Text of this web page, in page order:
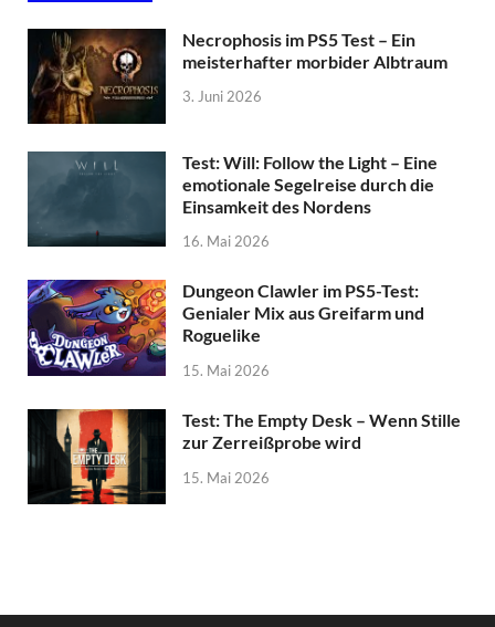
Necrophosis im PS5 Test – Ein
meisterhafter morbider Albtraum
3. Juni 2026
Test: Will: Follow the Light – Eine
emotionale Segelreise durch die
Einsamkeit des Nordens
16. Mai 2026
Dungeon Clawler im PS5-Test:
Genialer Mix aus Greifarm und
Roguelike
15. Mai 2026
Test: The Empty Desk – Wenn Stille
zur Zerreißprobe wird
15. Mai 2026